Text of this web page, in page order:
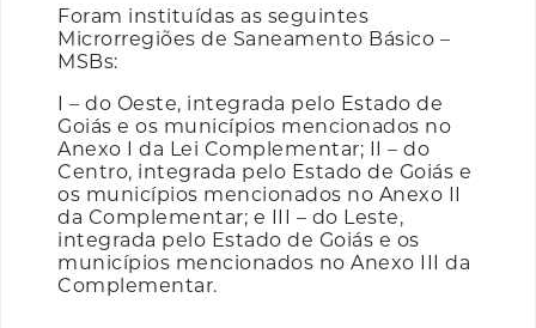
Foram instituídas as seguintes
Microrregiões de Saneamento Básico –
MSBs:
I – do Oeste, integrada pelo Estado de
Goiás e os municípios mencionados no
Anexo I da Lei Complementar; II – do
Centro, integrada pelo Estado de Goiás e
os municípios mencionados no Anexo II
da Complementar; e III – do Leste,
integrada pelo Estado de Goiás e os
municípios mencionados no Anexo III da
Complementar.